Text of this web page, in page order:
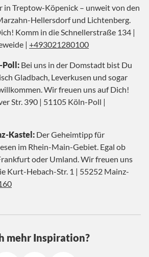
in Treptow-Köpenick – unweit von den
Hellersdorf und Lichtenberg.
Komm in die Schnellerstraße 134 |
| +493021280100
Poll: Bei uns in der Domstadt bist Du
Gladbach, Leverkusen und sogar
Wir freuen uns auf Dich!
Str. 390 | 51105 Köln-Poll |
Kastel: Der Geheimtipp für
im Rhein-Main-Gebiet. Egal ob
oder Umland. Wir freuen uns
Kurt-Hebach-Str. 1 | 55252 Mainz-
mehr Inspiration?